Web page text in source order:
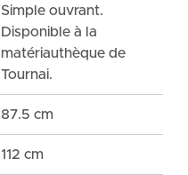
Simple ouvrant.
Disponible à la
matériauthèque de
Tournai.
87.5 cm
112 cm